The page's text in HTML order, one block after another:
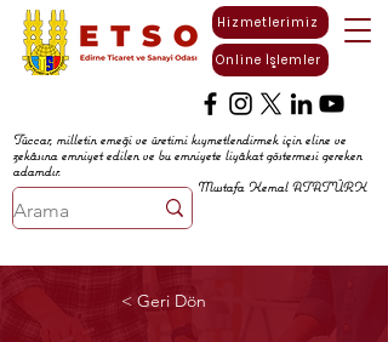
Online İşlemler
Hizmetlerimiz
Tüccar, milletin emeği ve üretimi kıymetlendirmek için eline ve
zekâsına emniyet edilen ve bu emniyete liyâkat göstermesi gereken
adamdır.
Mustafa Kemal ATATÜRK
< Geri Dön